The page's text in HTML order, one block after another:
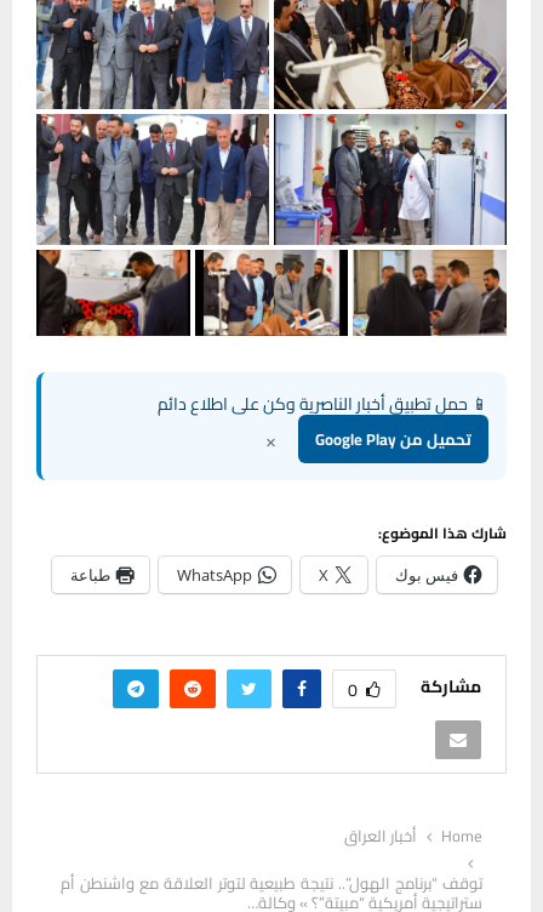
📱 حمل تطبيق أخبار الناصرية وكن على اطلاع دائم
تحميل من Google Play ×
شارك هذا الموضوع:
فيس بوك X
WhatsApp طباعة
مشاركة 0
Home
أخبار العراق
توقف “برنامج الهول”.. نتيجة طبيعية لتوتر العلاقة مع واشنطن أم
ستراتيجية أمريكية “مبيتة”؟ » وكالة…